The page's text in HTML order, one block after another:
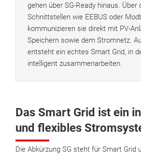
gehen über SG-Ready hinaus. Über
Schnittstellen wie EEBUS oder
kommunizieren sie direkt mit PV-
Speichern sowie dem Stromnetz.
entsteht ein echtes Smart Grid, in
intelligent zusammenarbeiten.
Das Smart Grid ist ein
und flexibles
Die Abkürzung SG steht für Smart Grid